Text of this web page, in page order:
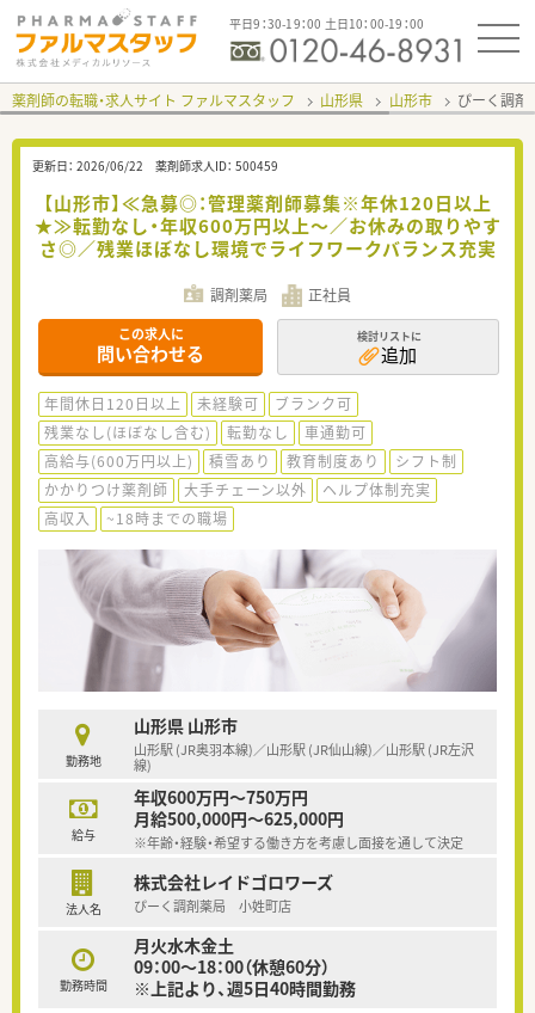
平日9：30-19：00 土日10：00-19：00
薬剤師の転職・求人サイト ファルマスタッフ 山形県 山形市 ぴーく調
更新日： 2026/06/22 薬剤師求人ID： 500459
【山形市】≪急募◎：管理薬剤師募集※年休120日以上
★≫転勤なし・年収600万円以上～／お休みの取りやす
さ◎／残業ほぼなし環境でライフワークバランス充実
調剤薬局 正社員
この求人に
問い合わせる
検討リストに
追加
年間休日120日以上 未経験可
ブランク可
残業なし(ほぼなし含む)
転勤なし
車通勤可
高給与(600万円以上)
積雪あり 教育制度あり
シフト制
かかりつけ薬剤師
大手チェーン以外
ヘルプ体制充実
高収入
~18時までの職場
勤務地
山形県 山形市
山形駅 (JR奥羽本線)／山形駅 (JR仙山線)／山形駅 (JR左沢
線)
給与
年収600万円～750万円
月給500,000円～625,000円
※年齢・経験・希望する働き方を考慮し面接を通して決定
法人名
株式会社レイドゴロワーズ
ぴーく調剤薬局 小姓町店
勤務時間
月火水木金土
09：00～18：00（休憩60分）
※上記より、週5日40時間勤務